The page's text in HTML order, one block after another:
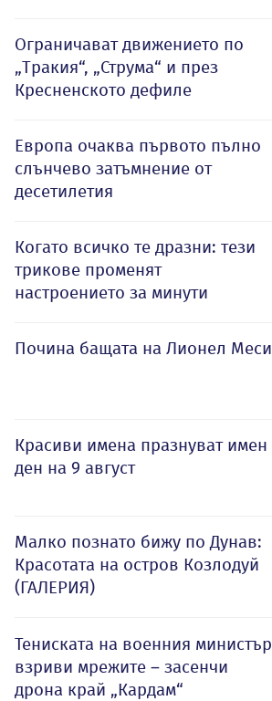
Ограничават движението по
„Тракия“, „Струма“ и през
Кресненското дефиле
Европа очаква първото пълно
слънчево затъмнение от
десетилетия
Когато всичко те дразни: тези
трикове променят
настроението за минути
Почина бащата на Лионел Меси
Красиви имена празнуват имен
ден на 9 август
Малко познато бижу по Дунав:
Красотата на остров Козлодуй
(ГАЛЕРИЯ)
Тениската на военния министър
взриви мрежите – засенчи
дрона край „Кардам“